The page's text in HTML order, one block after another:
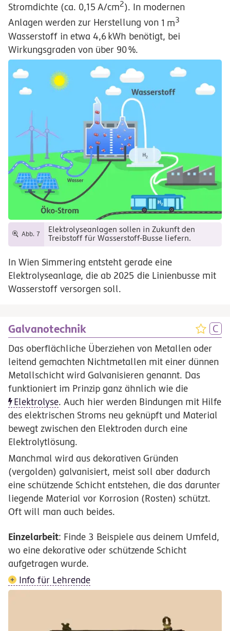
Stromdichte (ca. 0,15 A/cm2). In modernen
Anlagen werden zur Herstellung von 1 m3
Wasserstoff in etwa 4,6kWh benötigt, bei
Wirkungsgraden von über 90%.
Abb. 7
Elektrolyseanlagen sollen in Zukunft den
Treibstoff für Wasserstoff-Busse liefern.
In Wien Simmering entsteht gerade eine
Elektrolyseanlage, die ab 2025 die Linienbusse mit
Wasserstoff versorgen soll.
Galvanotechnik
Das oberflächliche Überziehen von Metallen oder
leitend gemachten Nichtmetallen mit einer dünnen
Metallschicht wird Galvanisieren genannt. Das
funktioniert im Prinzip ganz ähnlich wie die
Elektrolyse. Auch hier werden Bindungen mit Hilfe
des elektrischen Stroms neu geknüpft und Material
bewegt zwischen den Elektroden durch eine
Elektrolytlösung.
Manchmal wird aus dekorativen Gründen
(vergolden) galvanisiert, meist soll aber dadurch
eine schützende Schicht entstehen, die das darunter
liegende Material vor Korrosion (Rosten) schützt.
Oft will man auch beides.
Einzelarbeit: Finde 3 Beispiele aus deinem Umfeld,
wo eine dekorative oder schützende Schicht
aufgetragen wurde.
Info für Lehrende